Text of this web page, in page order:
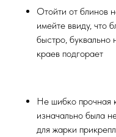
Отойти от блинов
имейте ввиду, что
быстро, буквально
краев подгорает
Не шибко прочная
изначально была
для жарки